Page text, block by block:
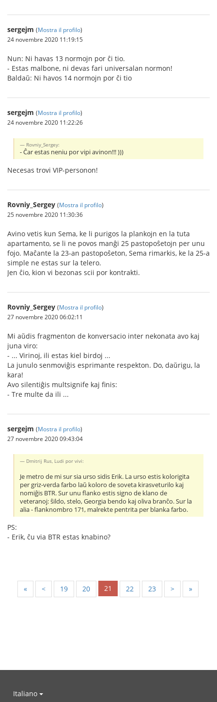
sergejm (Mostra il profilo)
24 novembre 2020 11:19:15
Nun: Ni havas 13 normojn por ĉi tio.
- Estas malbone, ni devas fari universalan normon!
Baldaŭ: Ni havos 14 normojn por ĉi tio
sergejm (Mostra il profilo)
24 novembre 2020 11:22:26
Rovniy_Sergey:
- Ĉar estas neniu por vipi avinon!!! )))
Necesas trovi VIP-personon!
Rovniy_Sergey (Mostra il profilo)
25 novembre 2020 11:30:36
Avino vetis kun Sema, ke li purigos la plankojn en la tuta
apartamento, se li ne povos manĝi 25 pastopoŝetojn per unu
fojo. Maĉante la 23-an pastopoŝeton, Sema rimarkis, ke la 25-a
simple ne estas sur la telero.
Jen ĉio, kion vi bezonas scii por kontrakti.
Rovniy_Sergey (Mostra il profilo)
27 novembre 2020 06:02:11
Mi aŭdis fragmenton de konversacio inter nekonata avo kaj
juna viro:
- ... Virinoj, ili estas kiel birdoj ...
La junulo senmoviĝis esprimante respekton. Do, daŭrigu, la
kara!
Avo silentiĝis multsignife kaj finis:
- Tre multe da ili ...
sergejm (Mostra il profilo)
27 novembre 2020 09:43:04
Dmitrij Rus, Ludi por vivi:
Je metro de mi sur sia urso sidis Erik. La urso estis kolorigita
per griz-verda farbo laŭ koloro de soveta kirasveturilo kaj
nomiĝis BTR. Sur unu flanko estis signo de klano de
veteranoj: ŝildo, stelo, Georgia bendo kaj oliva branĉo. Sur la
alia - flanknombro 171, malrekte pentrita per blanka farbo.
PS:
- Erik, ĉu via BTR estas knabino?
« < 19 20 21 22 23 > »
Italiano